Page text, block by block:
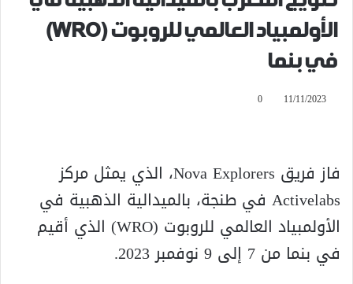
الأولمبياد العالمي للروبوت (WRO)
في بنما
11/11/2023
0
فاز فريق Nova Explorers، الذي يمثل مركز
Activelabs في طنجة، بالميدالية الذهبية في
الأولمبياد العالمي للروبوت (WRO) الذي أقيم
في بنما من 7 إلى 9 نوفمبر 2023.